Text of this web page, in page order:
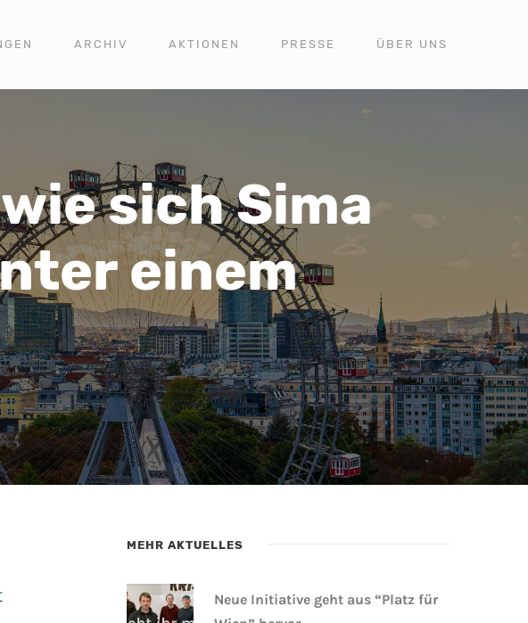
ARCHIV AKTIONEN PRESSE ÜBER UNS
sich Sima
einem
MEHR AKTUELLES
Neue Initiative geht aus “Platz für